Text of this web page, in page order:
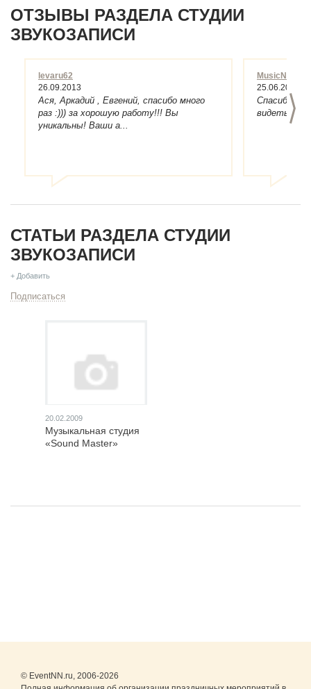
ОТЗЫВЫ РАЗДЕЛА СТУДИИ
ЗВУКОЗАПИСИ
>
levaru62
26.09.2013
Ася, Аркадий , Евгений, спасибо много
раз :))) за хорошую работу!!! Вы
уникальны! Ваши а...
MusicNN
25.06.2013
Спасибо
видеть
СТАТЬИ РАЗДЕЛА СТУДИИ
ЗВУКОЗАПИСИ
+ Добавить
Подписаться
20.02.2009
Музыкальная студия
«Sound Master»
© EventNN.ru, 2006-2026